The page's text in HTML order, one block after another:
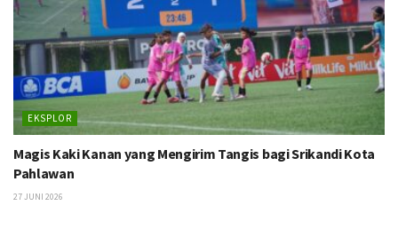
EKSPLOR
Magis Kaki Kanan yang Mengirim Tangis bagi Srikandi Kota
Pahlawan
27 JUNI 2026